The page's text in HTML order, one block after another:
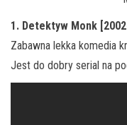
1. Detektyw Monk
Zabawna lekka komedia
Jest do dobry serial na